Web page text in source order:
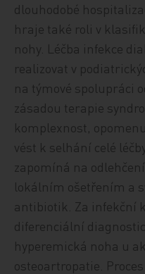
dlouhodobé
hraje také roli v
nohy. Léčba infekce
realizovat v
na týmové spolupráci
zásadou terapie
komplexnost,
vést k selhání celé
zapomíná na
lokálním ošetřením a
antibiotik. Za infekční
diferenciální
hyperemická noha u
osteoartropatie.